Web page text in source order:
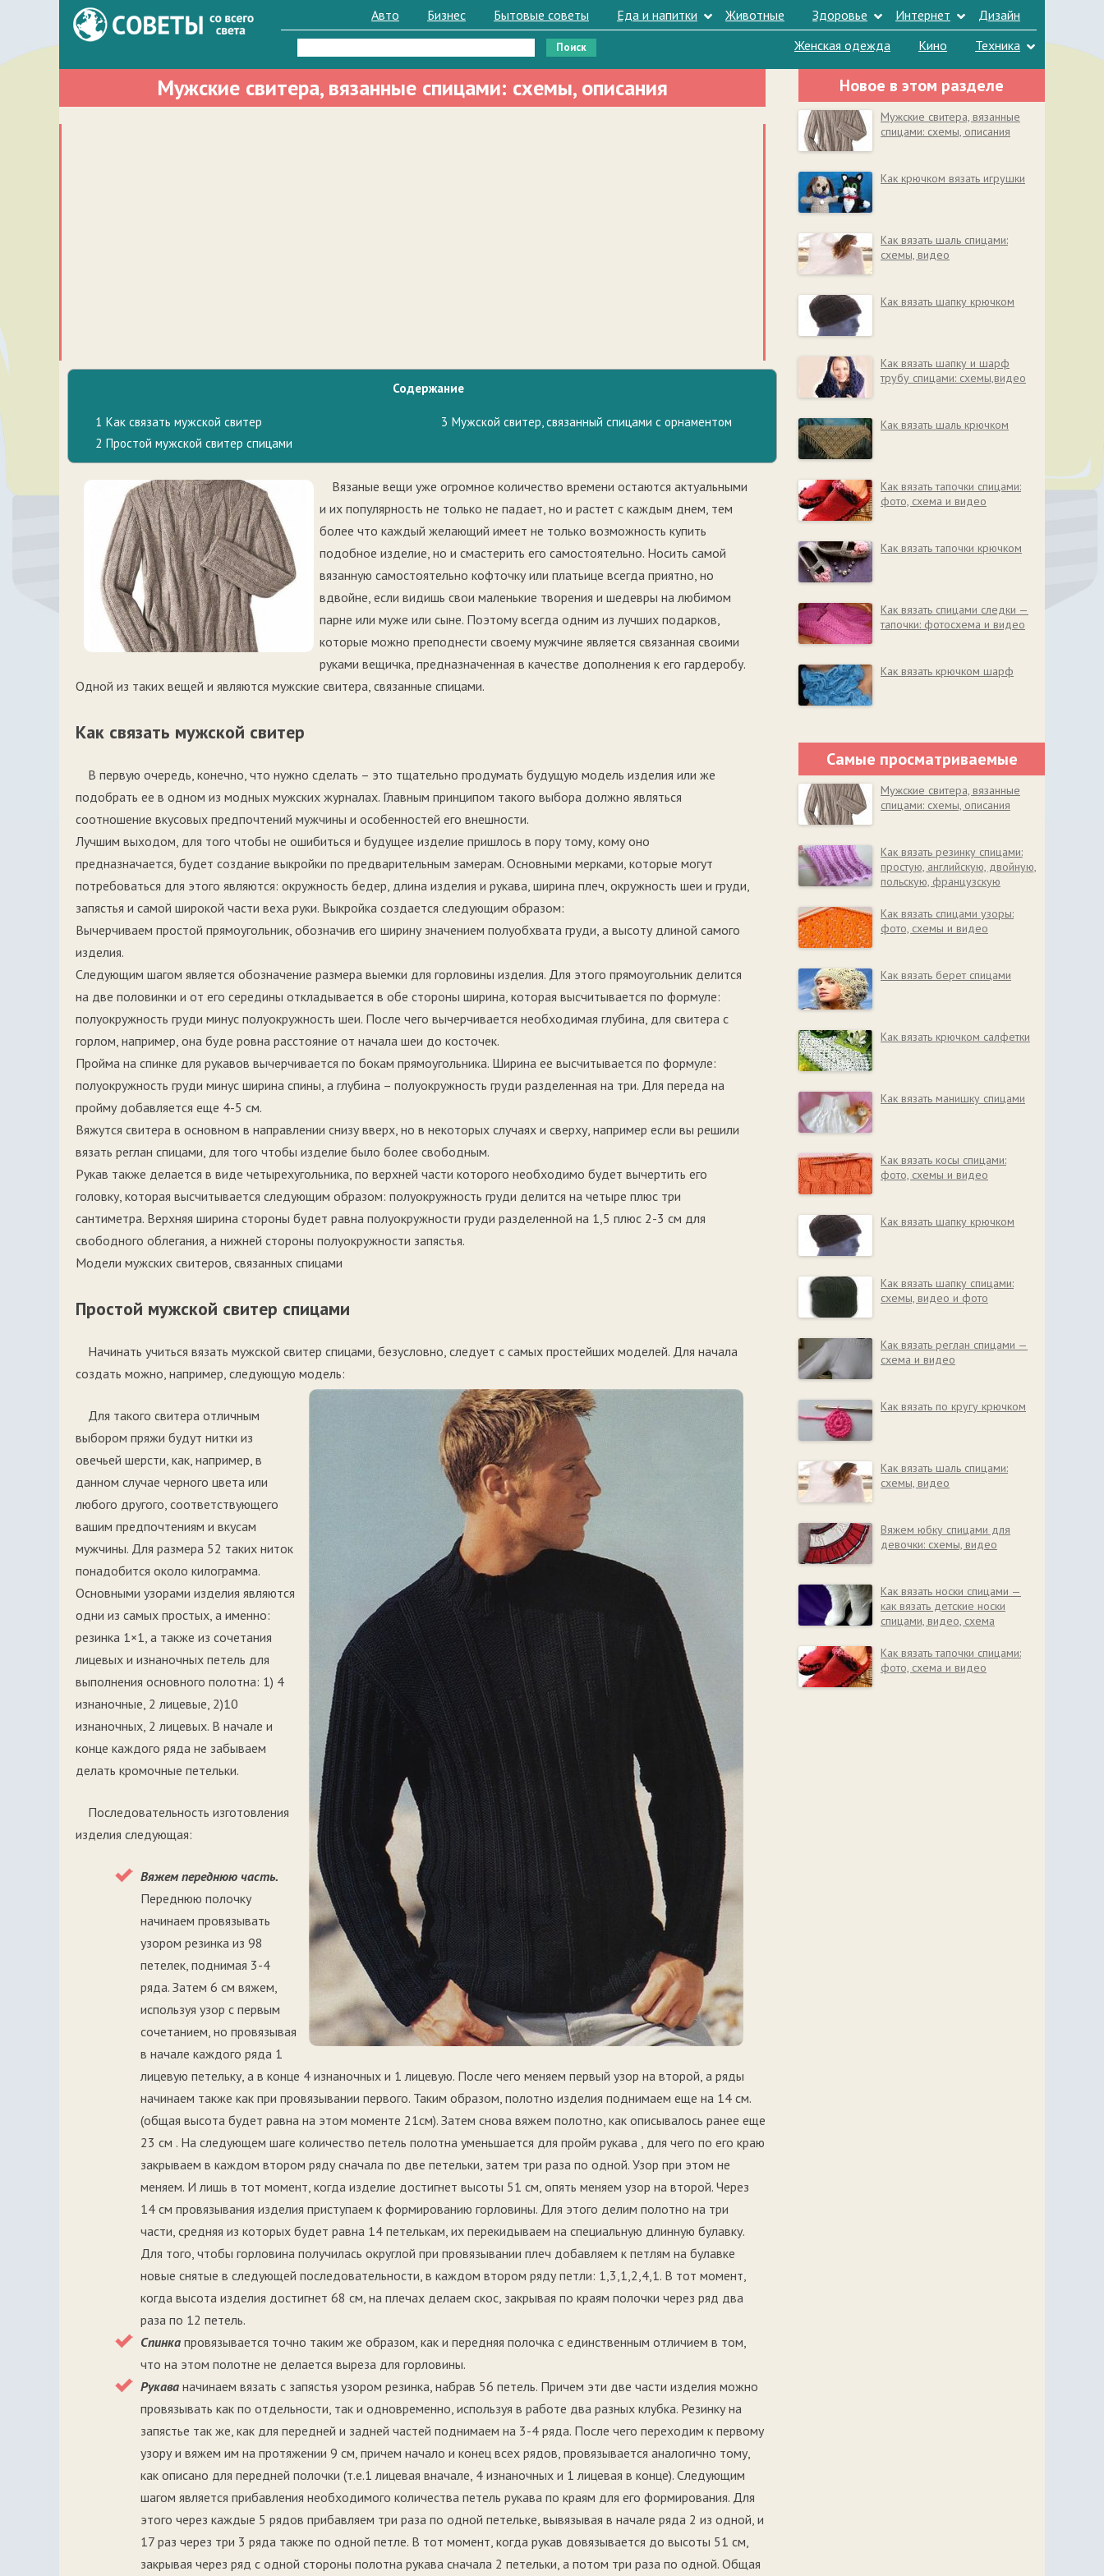
Авто Бизнес Бытовые советы Еда и напитки Животные Здоровье Интернет
Дизайн
Женская одежда
Кино Техника
Найти:
Мужские свитера, вязанные спицами: схемы, описания
Содержание
1 Как связать мужской свитер
2 Простой мужской свитер спицами
3 Мужской свитер, связанный спицами с орнаментом
Вязаные вещи уже огромное количество времени остаются актуальными
и их популярность не только не падает, но и растет с каждым днем, тем
более что каждый желающий имеет не только возможность купить
подобное изделие, но и смастерить его самостоятельно. Носить самой
вязанную самостоятельно кофточку или платьице всегда приятно, но
вдвойне, если видишь свои маленькие творения и шедевры на любимом
парне или муже или сыне. Поэтому всегда одним из лучших подарков,
которые можно преподнести своему мужчине является связанная своими
руками вещичка, предназначенная в качестве дополнения к его гардеробу.
Одной из таких вещей и являются мужские свитера, связанные спицами.
Как связать мужской свитер
В первую очередь, конечно, что нужно сделать – это тщательно продумать будущую модель изделия или же
подобрать ее в одном из модных мужских журналах. Главным принципом такого выбора должно являться
соотношение вкусовых предпочтений мужчины и особенностей его внешности.
Лучшим выходом, для того чтобы не ошибиться и будущее изделие пришлось в пору тому, кому оно
предназначается, будет создание выкройки по предварительным замерам. Основными мерками, которые могут
потребоваться для этого являются: окружность бедер, длина изделия и рукава, ширина плеч, окружность шеи и груди,
запястья и самой широкой части веха руки. Выкройка создается следующим образом:
Вычерчиваем простой прямоугольник, обозначив его ширину значением полуобхвата груди, а высоту длиной самого
изделия.
Следующим шагом является обозначение размера выемки для горловины изделия. Для этого прямоугольник делится
на две половинки и от его середины откладывается в обе стороны ширина, которая высчитывается по формуле:
полуокружность груди минус полуокружность шеи. После чего вычерчивается необходимая глубина, для свитера с
горлом, например, она буде ровна расстояние от начала шеи до косточек.
Пройма на спинке для рукавов вычерчивается по бокам прямоугольника. Ширина ее высчитывается по формуле:
полуокружность груди минус ширина спины, а глубина – полуокружность груди разделенная на три. Для переда на
пройму добавляется еще 4-5 см.
Вяжутся свитера в основном в направлении снизу вверх, но в некоторых случаях и сверху, например если вы решили
вязать реглан спицами, для того чтобы изделие было более свободным.
Рукав также делается в виде четырехугольника, по верхней части которого необходимо будет вычертить его
головку, которая высчитывается следующим образом: полуокружность груди делится на четыре плюс три
сантиметра. Верхняя ширина стороны будет равна полуокружности груди разделенной на 1,5 плюс 2-3 см для
свободного облегания, а нижней стороны полуокружности запястья.
Модели мужских свитеров, связанных спицами
Простой мужской свитер спицами
Начинать учиться вязать мужской свитер спицами, безусловно, следует с самых простейших моделей. Для начала
создать можно, например, следующую модель:
Для такого свитера отличным
выбором пряжи будут нитки из
овечьей шерсти, как, например, в
данном случае черного цвета или
любого другого, соответствующего
вашим предпочтениям и вкусам
мужчины. Для размера 52 таких ниток
понадобится около килограмма.
Основными узорами изделия являются
одни из самых простых, а именно:
резинка 1×1, а также из сочетания
лицевых и изнаночных петель для
выполнения основного полотна: 1) 4
изнаночные, 2 лицевые, 2)10
изнаночных, 2 лицевых. В начале и
конце каждого ряда не забываем
делать кромочные петельки.
Последовательность изготовления
изделия следующая:
Вяжем переднюю часть.
Переднюю полочку
начинаем провязывать
узором резинка из 98
петелек, поднимая 3-4
ряда. Затем 6 см вяжем,
используя узор с первым
сочетанием, но провязывая
в начале каждого ряда 1
лицевую петельку, а в конце 4 изнаночных и 1 лицевую. После чего меняем первый узор на второй, а ряды
начинаем также как при провязывании первого. Таким образом, полотно изделия поднимаем еще на 14 см.
(общая высота будет равна на этом моменте 21см). Затем снова вяжем полотно, как описывалось ранее еще
23 см . На следующем шаге количество петель полотна уменьшается для пройм рукава , для чего по его краю
закрываем в каждом втором ряду сначала по две петельки, затем три раза по одной. Узор при этом не
меняем. И лишь в тот момент, когда изделие достигнет высоты 51 см, опять меняем узор на второй. Через
14 см провязывания изделия приступаем к формированию горловины. Для этого делим полотно на три
части, средняя из которых будет равна 14 петелькам, их перекидываем на специальную длинную булавку.
Для того, чтобы горловина получилась округлой при провязывании плеч добавляем к петлям на булавке
новые снятые в следующей последовательности, в каждом втором ряду петли: 1,3,1,2,4,1. В тот момент,
когда высота изделия достигнет 68 см, на плечах делаем скос, закрывая по краям полочки через ряд два
раза по 12 петель.
Спинка провязывается точно таким же образом, как и передняя полочка с единственным отличием в том,
что на этом полотне не делается выреза для горловины.
Рукава начинаем вязать с запястья узором резинка, набрав 56 петель. Причем эти две части изделия можно
провязывать как по отдельности, так и одновременно, используя в работе два разных клубка. Резинку на
запястье так же, как для передней и задней частей поднимаем на 3-4 ряда. После чего переходим к первому
узору и вяжем им на протяжении 9 см, причем начало и конец всех рядов, провязывается аналогично тому,
как описано для передней полочки (т.е.1 лицевая вначале, 4 изнаночных и 1 лицевая в конце). Следующим
шагом является прибавления необходимого количества петель рукава по краям для его формирования. Для
этого через каждые 5 рядов прибавляем три раза по одной петельке, вывязывая в начале ряда 2 из одной, и
17 раз через три 3 ряда также по одной петле. В тот момент, когда рукав довязывается до высоты 51 см,
закрывая через ряд с одной стороны полотна рукава сначала 2 петельки, а потом три раза по одной. Общая
Новое в этом разделе
Мужские свитера, вязанные
спицами: схемы, описания
Как крючком вязать игрушки
Как вязать шаль спицами:
схемы, видео
Как вязать шапку крючком
Как вязать шапку и шарф
трубу спицами: схемы,видео
Как вязать шаль крючком
Как вязать тапочки спицами:
фото, схема и видео
Как вязать тапочки крючком
Как вязать спицами следки —
тапочки: фотосхема и видео
Как вязать крючком шарф
Самые просматриваемые
Мужские свитера, вязанные
спицами: схемы, описания
Как вязать резинку спицами:
простую, английскую, двойную,
польскую, французскую
Как вязать спицами узоры:
фото, схемы и видео
Как вязать берет спицами
Как вязать крючком салфетки
Как вязать манишку спицами
Как вязать косы спицами:
фото, схемы и видео
Как вязать шапку крючком
Как вязать шапку спицами:
схемы, видео и фото
Как вязать реглан спицами —
схема и видео
Как вязать по кругу крючком
Как вязать шаль спицами:
схемы, видео
Вяжем юбку спицами для
девочки: схемы, видео
Как вязать носки спицами —
как вязать детские носки
спицами, видео, схема
Как вязать тапочки спицами:
фото, схема и видео